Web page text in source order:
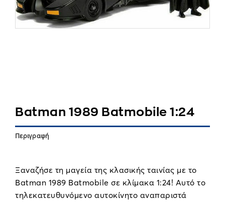
Batman 1989 Batmobile 1:24
Περιγραφή
Ξαναζήσε τη μαγεία της κλασικής ταινίας με το
Batman 1989 Batmobile σε κλίμακα 1:24! Αυτό το
τηλεκατευθυνόμενο αυτοκίνητο αναπαριστά